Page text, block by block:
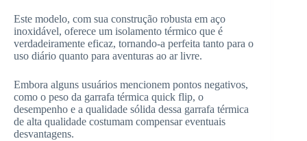
Este modelo, com sua construção robusta em aço
inoxidável, oferece um isolamento térmico que é
verdadeiramente eficaz, tornando-a perfeita tanto para o
uso diário quanto para aventuras ao ar livre.
Embora alguns usuários mencionem pontos negativos,
como o peso da garrafa térmica quick flip, o
desempenho e a qualidade sólida dessa garrafa térmica
de alta qualidade costumam compensar eventuais
desvantagens.